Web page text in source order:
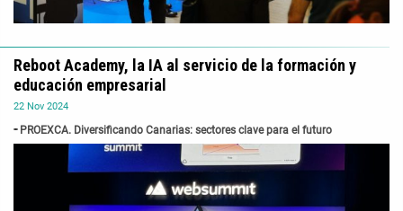
22 Nov 2024
PROEXCA. Diversificando Canarias: sectores clave para el futuro
Reboot Academy, la IA al servicio de la formación y
educación empresarial